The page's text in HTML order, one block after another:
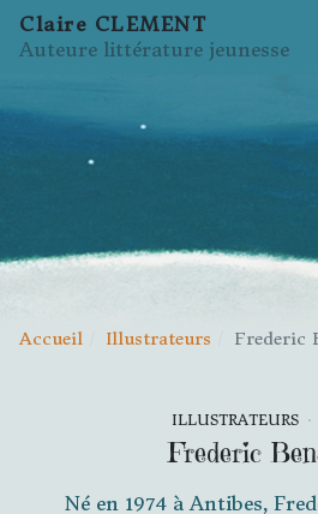
Claire CLEMENT
Auteure littérature jeunesse
Accueil Illustrateurs Frederic
ILLUSTRATEURS
Frederic
Né en 1974 à Antibes,